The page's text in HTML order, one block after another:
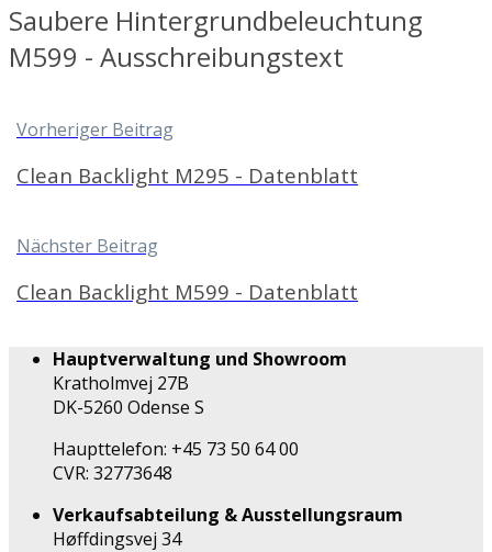
Saubere Hintergrundbeleuchtung
M599 - Ausschreibungstext
Vorheriger Beitrag
Clean Backlight M295 - Datenblatt
Nächster Beitrag
Clean Backlight M599 - Datenblatt
Hauptverwaltung und Showroom
Kratholmvej 27B
DK-5260 Odense S
Haupttelefon: +45 73 50 64 00
CVR: 32773648
Verkaufsabteilung & Ausstellungsraum
Høffdingsvej 34